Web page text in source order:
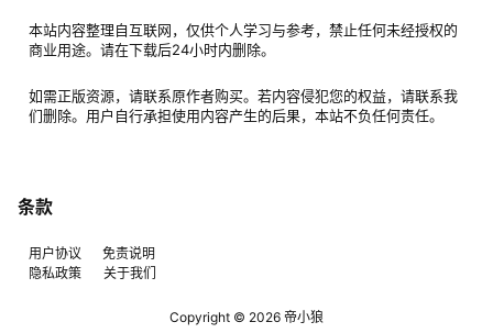
本站内容整理自互联网，仅供个人学习与参考，禁止任何未经授权的
商业用途。请在下载后24小时内删除。
如需正版资源，请联系原作者购买。若内容侵犯您的权益，请联系我
们删除。用户自行承担使用内容产生的后果，本站不负任何责任。
条款
用户协议
免责说明
隐私政策
关于我们
Copyright © 2026 帝小狼